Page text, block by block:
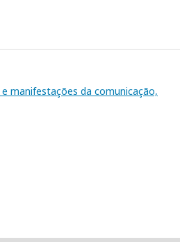
e manifestações da comunicação,